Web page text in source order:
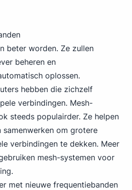
beter worden. Ze zullen
beheren en
oplossen.
hebben die zichzelf
verbindingen. Mesh-
steeds populairder. Ze helpen
samenwerken om grotere
verbindingen te dekken. Meer
mesh-systemen voor
met nieuwe frequentiebanden